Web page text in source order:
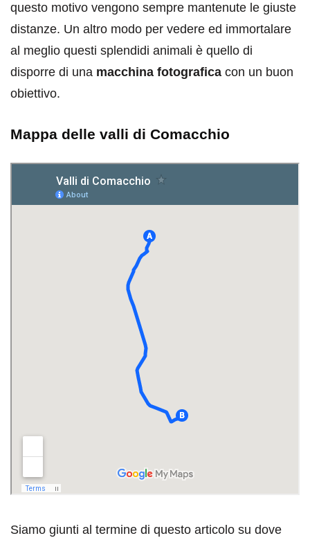
questo motivo vengono sempre mantenute le giuste
distanze. Un altro modo per vedere ed immortalare
al meglio questi splendidi animali è quello di
disporre di una macchina fotografica con un buon
obiettivo.
Mappa delle valli di Comacchio
Siamo giunti al termine di questo articolo su dove